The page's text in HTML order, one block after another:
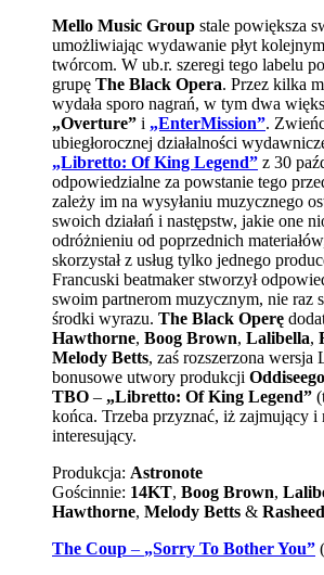
Mello Music Group stale powiększa
umożliwiając wydawanie płyt
twórcom. W ub.r. szeregi tego labelu
grupę The Black Opera. Przez kilka
wydała sporo nagrań, w tym dwa
„Overture” i „EnterMission”.
ubiegłorocznej działalności
„Libretto: Of King Legend” z 30
odpowiedzialne za powstanie tego
zależy im na wysyłaniu muzycznego
swoich działań i następstw, jakie one
odróżnieniu od poprzednich
skorzystał z usług tylko jednego
Francuski beatmaker stworzył
swoim partnerom muzycznym, nie raz
środki wyrazu. The Black Operę
Hawthorne, Boog Brown, Lalibella,
Melody Betts, zaś rozszerzona wersja
bonusowe utwory produkcji Oddiseego
TBO – „Libretto: Of King Legend”
końca. Trzeba przyznać, iż zajmujący i
interesujący.
Produkcja: Astronote
Gościnnie: 14KT, Boog Brown,
Hawthorne, Melody Betts &
The Coup – „Sorry To Bother You” (